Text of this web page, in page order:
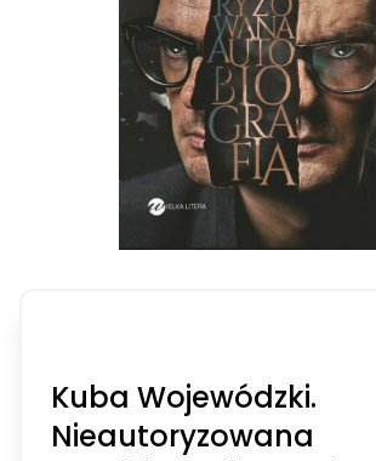
Kuba Wojewódzki.
Nieautoryzowana